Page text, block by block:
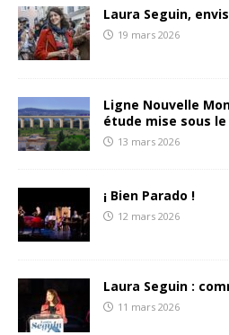
Laura Seguin,
19 mars 2026
Ligne Nouvelle
étude mise sous
13 mars 2026
¡ Bien Parado !
12 mars 2026
Laura Seguin :
11 mars 2026